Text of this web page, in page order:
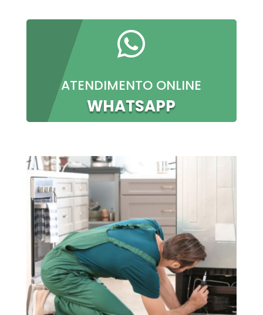

ATENDIMENTO ONLINE
WHATSAPP